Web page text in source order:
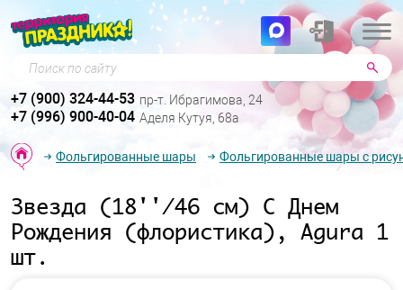
Поиск по сайту
+7 (900) 324-44-53 пр-т. Ибрагимова, 24
+7 (996) 900-40-04 Аделя Кутуя, 68а
Фольгированные шары Фольгированные шары с
Звезда (18''/46 см) С Днем
Рождения (флористика), Agura 1
шт.